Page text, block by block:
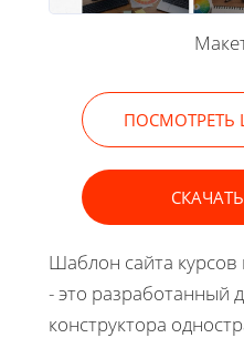
ПОСМОТРЕТЬ
Шаблон сайта курсов
- это разработанный
конструктора